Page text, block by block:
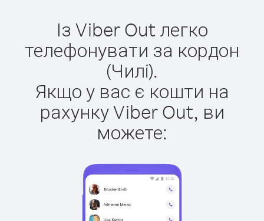
Із Viber Out легко
телефонувати за кордон
(Чилі).
Якщо у вас є кошти на
рахунку Viber Out, ви
можете: